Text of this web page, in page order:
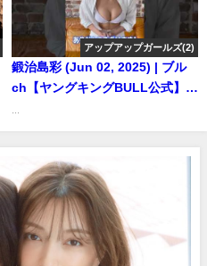
アップアップガールズ(2)
鍛治島彩 (Jun 02, 2025) | ブル
ch【ヤングキングBULL公式】さ